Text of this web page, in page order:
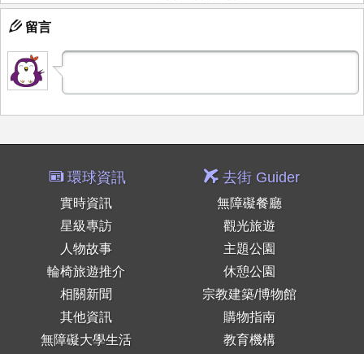
留言
環球資訊
實時資訊
星級專訪
人物故事
輪椅旅遊推介
相關新聞
其他資訊
無障礙大學生活
去街 Guider
無障礙餐廳
觀光旅遊
主題公園
休憩公園
宗教建築/博物館
購物指南
教育機構